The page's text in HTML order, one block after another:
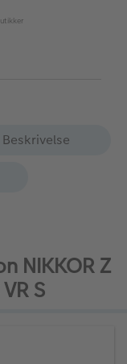
Beskrivelse
NIKKOR Z
S